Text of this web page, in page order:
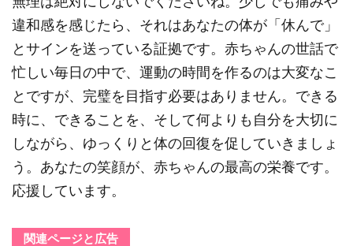
違和感を感じたら、それはあなたの体が「休んで」
とサインを送っている証拠です。赤ちゃんの世話で
忙しい毎日の中で、運動の時間を作るのは大変なこ
とですが、完璧を目指す必要はありません。できる
時に、できることを、そして何よりも自分を大切に
しながら、ゆっくりと体の回復を促していきましょ
う。あなたの笑顔が、赤ちゃんの最高の栄養です。
応援しています。
関連ページと広告